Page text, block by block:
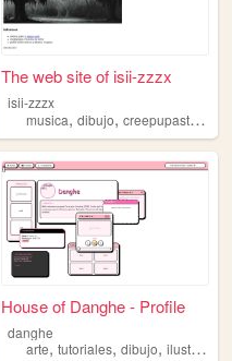
The web site of isii-zzzx
isii-zzzx
musica,dibujo,creepupasta ,
arte
House of Danghe - Profile
danghe
arte,tutoriales,dibujo,ilustracion